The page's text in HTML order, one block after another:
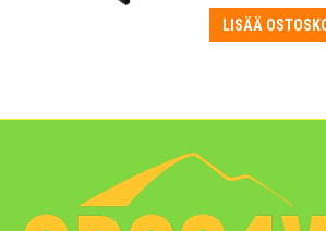
LISÄÄ